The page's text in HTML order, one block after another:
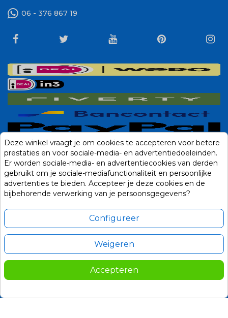
06 - 376 867 19
Deze winkel vraagt je om cookies te accepteren voor betere
prestaties en voor sociale-media- en advertentiedoeleinden.
Er worden sociale-media- en advertentiecookies van derden
gebruikt om je sociale-mediafunctionaliteit en persoonlijke
advertenties te bieden. Accepteer je deze cookies en de
bijbehorende verwerking van je persoonsgegevens?
Configureer
Weigeren
Accepteren